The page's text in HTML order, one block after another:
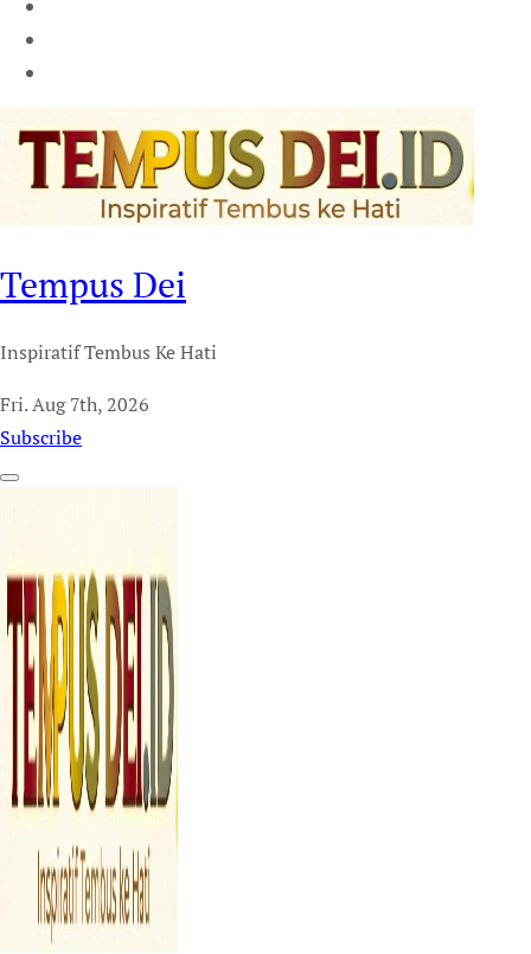
Tempus Dei
Inspiratif Tembus Ke Hati
Fri. Aug 7th, 2026
Subscribe